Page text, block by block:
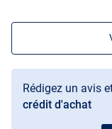
Rédigez un avis
crédit d'achat